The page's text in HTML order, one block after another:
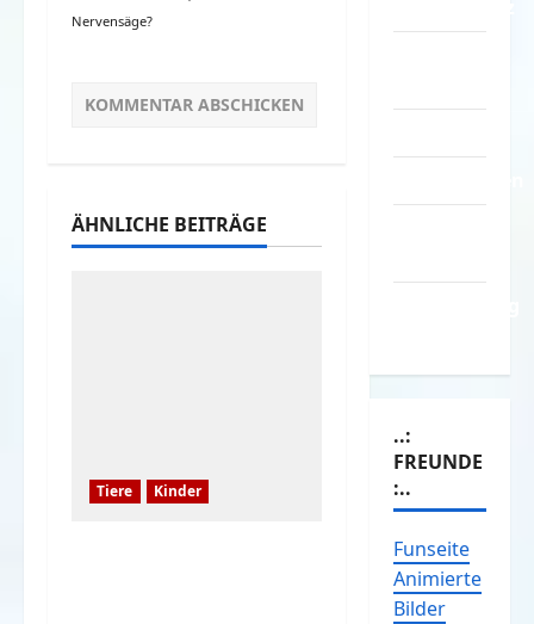
Nervensäge?
ÄHNLICHE BEITRÄGE
Tiere Kinder
..:
FREUNDE
:..
Funseite
Animierte
Bilder